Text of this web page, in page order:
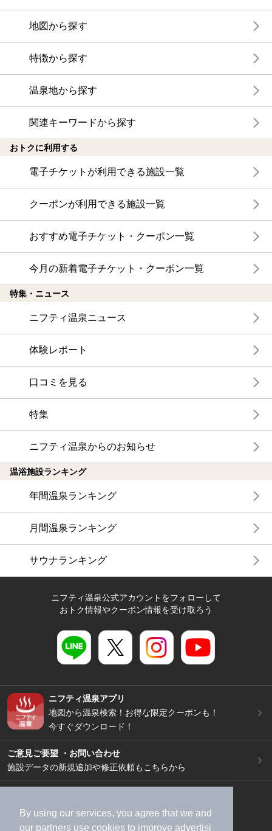
By using our services, you agree that we and
our partners use cookies to improve advertisi
地図から探す
特徴から探す
温泉地から探す
関連キーワードから探す
おトクに利用する
電子チケットが利用できる施設一覧
クーポンが利用できる施設一覧
おすすめ電子チケット・クーポン一覧
今月の新着電子チケット・クーポン一覧
特集・ニュース
ニフティ温泉ニュース
体験レポート
口コミを見る
特集
ニフティ温泉からのお知らせ
温浴施設ランキング
年間温泉ランキング
月間温泉ランキング
サウナランキング
ニフティ温泉公式アカウントをフォローして
おトク情報やクーポン情報を受け取ろう
ニフティ温泉アプリ
地図から温泉検索！お得な限定クーポンも！
今すぐダウンロード！
ご意見ご要望 ・お問い合わせ
施設データの新規追加や修正依頼もこちらから
加盟店募集（資料請求）
広告出稿のご案内
利用規約
ライフスタイルMEMBERS+規約